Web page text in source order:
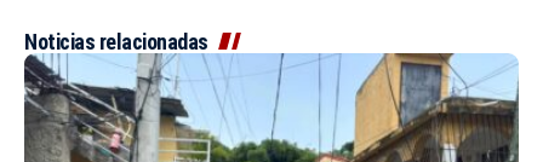
Noticias relacionadas